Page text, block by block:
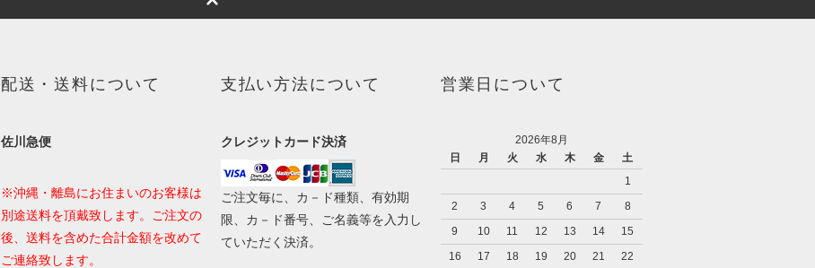
配送・送料について
佐川急便
※沖縄・離島にお住まいのお客様は
別途送料を頂戴致します。ご注文の
後、送料を含めた合計金額を改めて
ご連絡致します。
支払い方法について
クレジットカード決済
ご注文毎に、カ－ド種類、有効期
限、カ－ド番号、ご名義等を入力し
ていただく決済。
営業日について
2026年8月
日
月 火 水 木 金
土
1
2
3 4 5 6 7
8
9
10 11 12 13 14
15
16
17 18 19 20 21
22